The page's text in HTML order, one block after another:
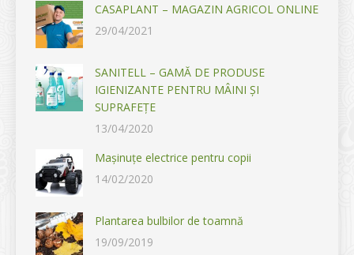
CASAPLANT – MAGAZIN AGRICOL ONLINE
29/04/2021
SANITELL – GAMĂ DE PRODUSE
IGIENIZANTE PENTRU MÂINI ȘI
SUPRAFEȚE
13/04/2020
Mașinuțe electrice pentru copii
14/02/2020
Plantarea bulbilor de toamnă
19/09/2019